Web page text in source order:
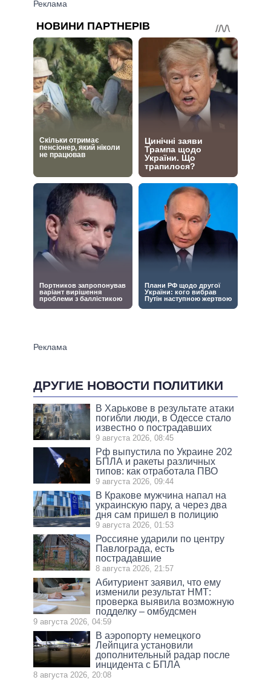
ДРУГИЕ НОВОСТИ ПОЛИТИКИ
В Харькове в результате атаки
погибли люди, в Одессе стало
известно о пострадавших
9 августа 2026, 08:45
Рф выпустила по Украине 202
БПЛА и ракеты различных
типов: как отработала ПВО
9 августа 2026, 09:44
В Кракове мужчина напал на
украинскую пару, а через два
дня сам пришел в полицию
9 августа 2026, 01:53
Россияне ударили по центру
Павлограда, есть
пострадавшие
8 августа 2026, 21:57
Абитуриент заявил, что ему
изменили результат НМТ:
проверка выявила возможную
подделку – омбудсмен
9 августа 2026, 04:59
В аэропорту немецкого
Лейпцига установили
дополнительный радар после
инцидента с БПЛА
8 августа 2026, 20:08